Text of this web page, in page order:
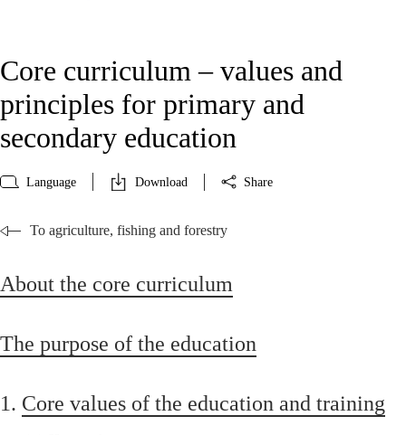
Core curriculum – values and
principles for primary and
secondary education
Language Download Share
To agriculture, fishing and forestry
About the core curriculum
The purpose of the education
1. Core values of the education and training